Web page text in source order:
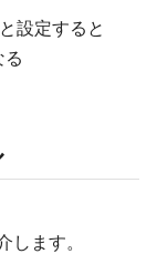
と設定すると
る
ます。